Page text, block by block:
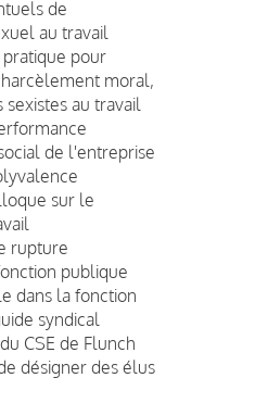
de
au travail
pratique pour
moral,
au travail
de l'entreprise
sur le
rupture
publique
dans la fonction
syndical
CSE de Flunch
désigner des élus